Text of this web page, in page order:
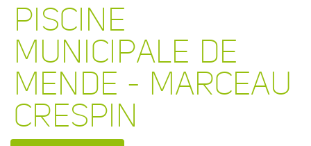
PISCINE
MUNICIPALE DE
MENDE - MARCEAU
CRESPIN